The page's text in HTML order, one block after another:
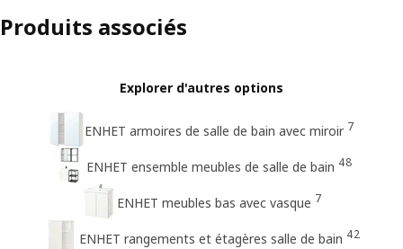
Produits associés
Explorer d'autres options
ENHET armoires de salle de bain avec miroir 7
ENHET ensemble meubles de salle de bain 48
ENHET meubles bas avec vasque 7
ENHET rangements et étagères salle de bain 42